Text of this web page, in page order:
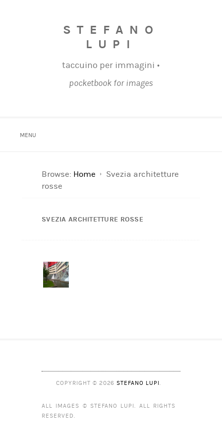
STEFANO
LUPI
taccuino per immagini •
pocketbook for images
MENU
Browse: Home
Svezia architetture
rosse
SVEZIA ARCHITETTURE ROSSE
COPYRIGHT © 2026 STEFANO LUPI
ALL IMAGES © STEFANO LUPI. ALL RIGHTS
RESERVED.